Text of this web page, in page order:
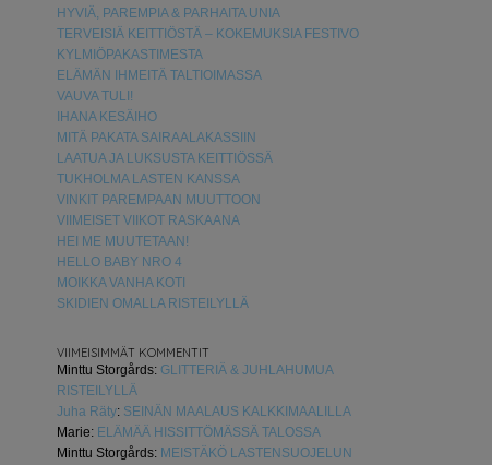
HYVIÄ, PAREMPIA & PARHAITA UNIA
TERVEISIÄ KEITTIÖSTÄ – KOKEMUKSIA FESTIVO
KYLMIÖPAKASTIMESTA
ELÄMÄN IHMEITÄ TALTIOIMASSA
VAUVA TULI!
IHANA KESÄIHO
MITÄ PAKATA SAIRAALAKASSIIN
LAATUA JA LUKSUSTA KEITTIÖSSÄ
TUKHOLMA LASTEN KANSSA
VINKIT PAREMPAAN MUUTTOON
VIIMEISET VIIKOT RASKAANA
HEI ME MUUTETAAN!
HELLO BABY NRO 4
MOIKKA VANHA KOTI
SKIDIEN OMALLA RISTEILYLLÄ
VIIMEISIMMÄT KOMMENTIT
Minttu Storgårds: GLITTERIÄ & JUHLAHUMUA
RISTEILYLLÄ
Juha Räty: SEINÄN MAALAUS KALKKIMAALILLA
Marie: ELÄMÄÄ HISSITTÖMÄSSÄ TALOSSA
Minttu Storgårds: MEISTÄKÖ LASTENSUOJELUN